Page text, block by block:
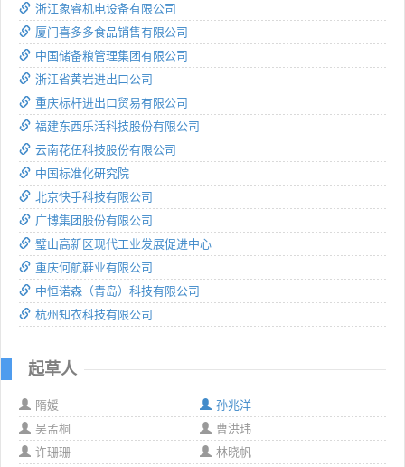
浙江象睿机电设备有限公司
厦门喜多多食品销售有限公司
中国储备粮管理集团有限公司
浙江省黄岩进出口公司
重庆标杆进出口贸易有限公司
福建东西乐活科技股份有限公司
云南花伍科技股份有限公司
中国标准化研究院
北京快手科技有限公司
广博集团股份有限公司
璧山高新区现代工业发展促进中心
重庆何航鞋业有限公司
中恒诺森（青岛）科技有限公司
杭州知衣科技有限公司
起草人
隋媛
孙兆洋
吴孟桐
曹洪玮
许珊珊
林晓帆